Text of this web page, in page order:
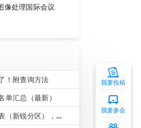
像处理国际会议
！附查询方法
汇总（最新）
（新锐分区），正
我要投稿
我要参会